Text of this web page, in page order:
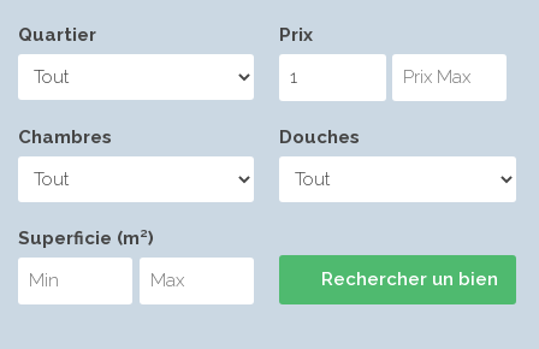
Quartier Prix
Chambres Douches
Superficie (m²)